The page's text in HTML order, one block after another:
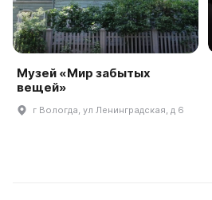
Музей «Мир забытых
вещей»
г Вологда, ул Ленинградская, д 6